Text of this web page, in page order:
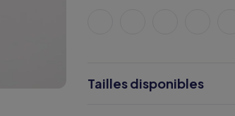
Tailles disponibles